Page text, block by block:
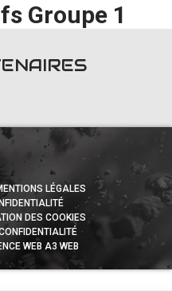
Groupe 1
LÉGALES
DES COOKIES
WEB A3 WEB